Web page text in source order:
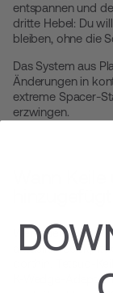
entspannen und
dritte Hebel: Du
bleiben, ohne die
Das System aus
Änderungen in
extreme Spacer-
erzwingen.
Wann
Wenn dein
aktuelles Cockpit
K-Wedge-Adapter